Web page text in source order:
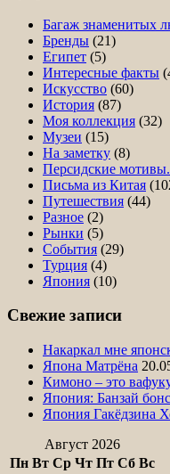
Багаж знаменитых
Бренды (21)
Египет (5)
Интересные факты
Искусство (60)
История (87)
Моя коллекция (32)
Музеи (15)
На заметку (8)
Персидские
Письма из Китая
Путешествия (44)
Разное (2)
Рынки (5)
События (29)
Турция (4)
Япония (10)
Свежие записи
Накаркал мне
Япона Матрёна
Кимоно – это
Япония: Банзай
Япония Гакёдзина
Август 2026
Пн Вт Ср Чт Пт Сб Вс